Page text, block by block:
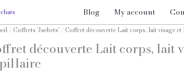
Blog My account
/ Coffrets 'Jaebets'/ Coffret découverte Lait corps, lait visage et
découverte Lait corps, lait